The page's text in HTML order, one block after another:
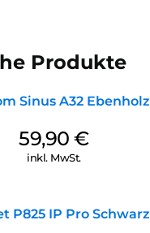
Produkte
Sinus A32 Ebenholz
59,90€
inkl. MwSt.
P825 IP Pro Schwarz